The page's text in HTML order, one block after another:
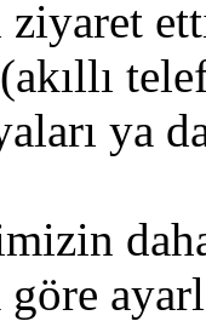
ya
göre